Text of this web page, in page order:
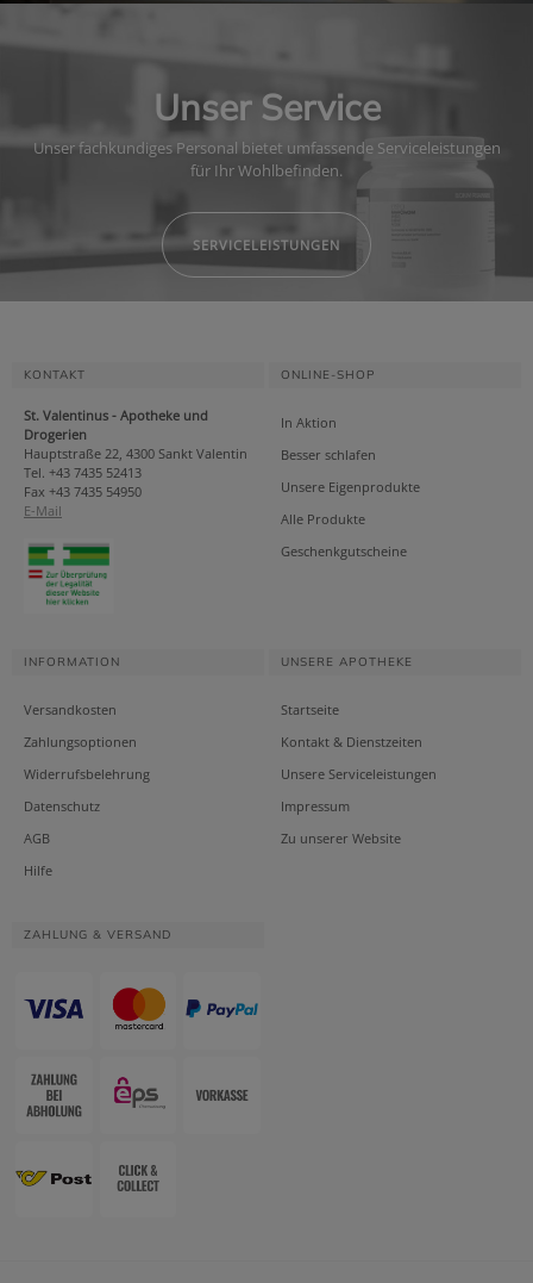
Unser Service
Unser fachkundiges Personal bietet umfassende Serviceleistungen
für Ihr Wohlbefinden.
SERVICELEISTUNGEN
KONTAKT
St. Valentinus - Apotheke und
Drogerien
Hauptstraße 22, 4300 Sankt Valentin
Tel. +43 7435 52413
Fax +43 7435 54950
E-Mail
ONLINE-SHOP
In Aktion
Besser schlafen
Unsere Eigenprodukte
Alle Produkte
Geschenkgutscheine
INFORMATION
Versandkosten
Zahlungsoptionen
Widerrufsbelehrung
Datenschutz
AGB
Hilfe
UNSERE APOTHEKE
Startseite
Kontakt & Dienstzeiten
Unsere Serviceleistungen
Impressum
Zu unserer Website
ZAHLUNG & VERSAND